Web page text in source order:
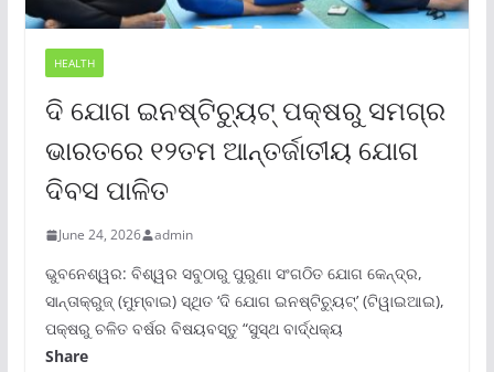
HEALTH
ଦି ଯୋଗ ଇନଷ୍ଟିଚ୍ୟୁଟ୍ ପକ୍ଷରୁ ସମଗ୍ର
ଭାରତରେ ୧୨ତମ ଆନ୍ତର୍ଜାତୀୟ ଯୋଗ
ଦିବସ ପାଳିତ
June 24, 2026 admin
ଭୁବନେଶ୍ୱର: ବିଶ୍ୱର ସବୁଠାରୁ ପୁରୁଣା ସଂଗଠିତ ଯୋଗ କେନ୍ଦ୍ର,
ସାନ୍ତାକ୍ରୁଜ୍ (ମୁମ୍ବାଇ) ସ୍ଥିତ ‘ଦି ଯୋଗ ଇନଷ୍ଟିଚ୍ୟୁଟ୍‌’ (ଟିୱାଇଆଇ),
ପକ୍ଷରୁ ଚଳିତ ବର୍ଷର ବିଷୟବସ୍ତୁ “ସୁସ୍ଥ ବାର୍ଦ୍ଧକ୍ୟ
Share